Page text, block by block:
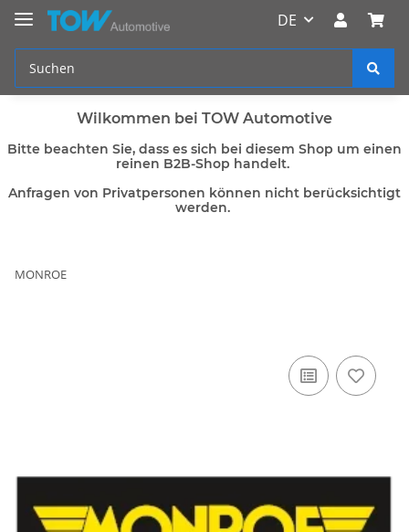
DE
Wilkommen bei TOW Automotive
Bitte beachten Sie, dass es sich bei diesem Shop um einen
reinen B2B-Shop handelt.
Anfragen von Privatpersonen können nicht berücksichtigt
werden.
MONROE